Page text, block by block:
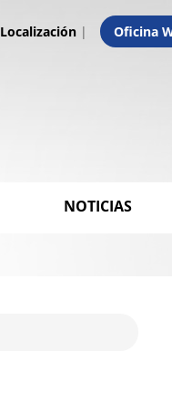
Localización | Oficina
NOTICIAS